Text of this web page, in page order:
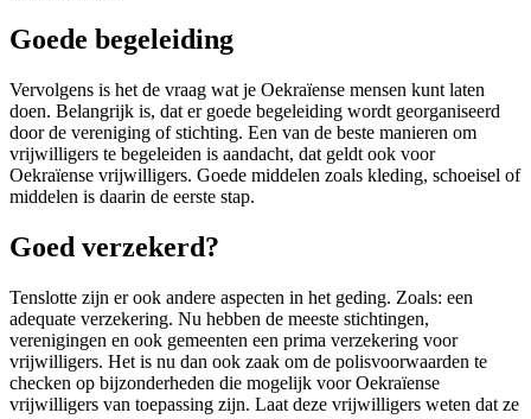
Goede begeleiding
Vervolgens is het de vraag wat je Oekraïense mensen kunt laten
doen. Belangrijk is, dat er goede begeleiding wordt georganiseerd
door de vereniging of stichting. Een van de beste manieren om
vrijwilligers te begeleiden is aandacht, dat geldt ook voor
Oekraïense vrijwilligers. Goede middelen zoals kleding, schoeisel of
middelen is daarin de eerste stap.
Goed verzekerd?
Tenslotte zijn er ook andere aspecten in het geding. Zoals: een
adequate verzekering. Nu hebben de meeste stichtingen,
verenigingen en ook gemeenten een prima verzekering voor
vrijwilligers. Het is nu dan ook zaak om de polisvoorwaarden te
checken op bijzonderheden die mogelijk voor Oekraïense
vrijwilligers van toepassing zijn. Laat deze vrijwilligers weten dat ze